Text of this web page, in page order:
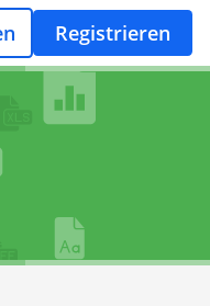
Registrieren